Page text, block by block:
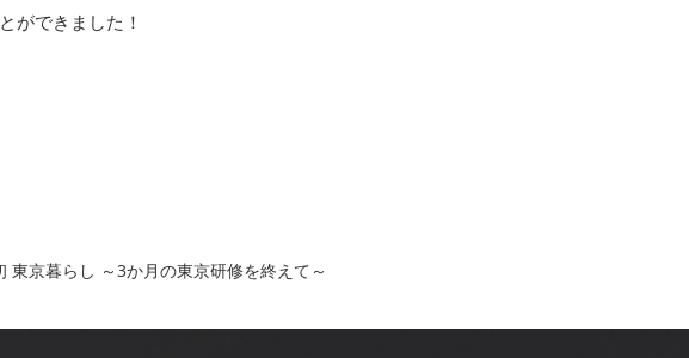
ができました！
東京暮らし ～3か月の東京研修を終えて～